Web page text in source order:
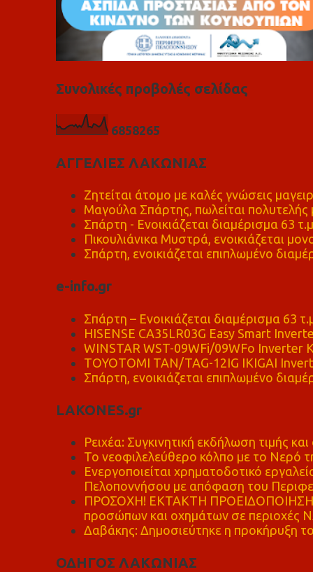
Συνολικές προβολές σελίδας
6858265
ΑΓΓΕΛΙΕΣ ΛΑΚΩΝΙΑΣ
Ζητείται άτομο με καλές γνώσεις
Μαγούλα Σπάρτης, πωλείται πολυτελής
Σπάρτη - Ενοικιάζεται διαμέρισμα 63 τ.μ
Πικουλιάνικα Μυστρά, ενοικιάζεται
Σπάρτη, ενοικιάζεται επιπλωμένο
e-info.gr
Σπάρτη – Ενοικιάζεται διαμέρισμα 63
HISENSE CA35LR03G Easy Smart
WINSTAR WST-09WFi/09WFo Inverter
TOYOTOMI TAN/TAG-12IG IKIGAI
Σπάρτη, ενοικιάζεται επιπλωμένο
LAKONES.gr
Ρειχέα: Συγκινητική εκδήλωση τιμής
Το νεοφιλελεύθερο κόλπο με το Νερό
Ενεργοποιείται χρηματοδοτικό
Πελοποννήσου με απόφαση του
ΠΡΟΣΟΧΗ! ΕΚΤΑΚΤΗ ΠΡΟΕΙΔΟΠΟΙΗΣΗ -
προσώπων και οχημάτων σε περιοχές
Δαβάκης: Δημοσιεύτηκε η προκήρυξη
ΟΔΗΓΟΣ ΛΑΚΩΝΙΑΣ